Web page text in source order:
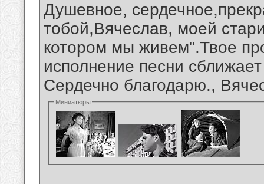
Душевное,
тобой,Вячеслав, моей
котором мы живем".Твое
исполнение песни
Сердечно благодарю.,
Миниатюры